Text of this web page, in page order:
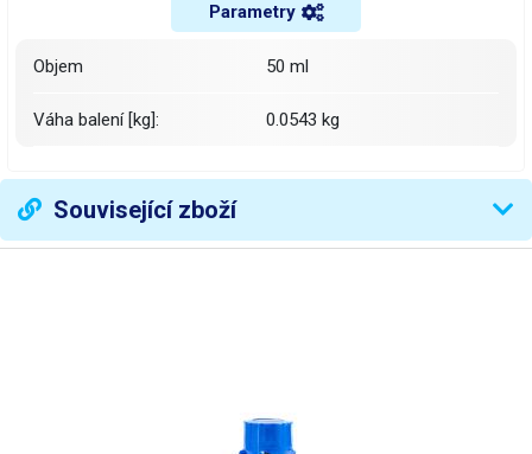
Parametry
Objem 50 ml
Váha balení [kg]: 0.0543 kg
Související zboží